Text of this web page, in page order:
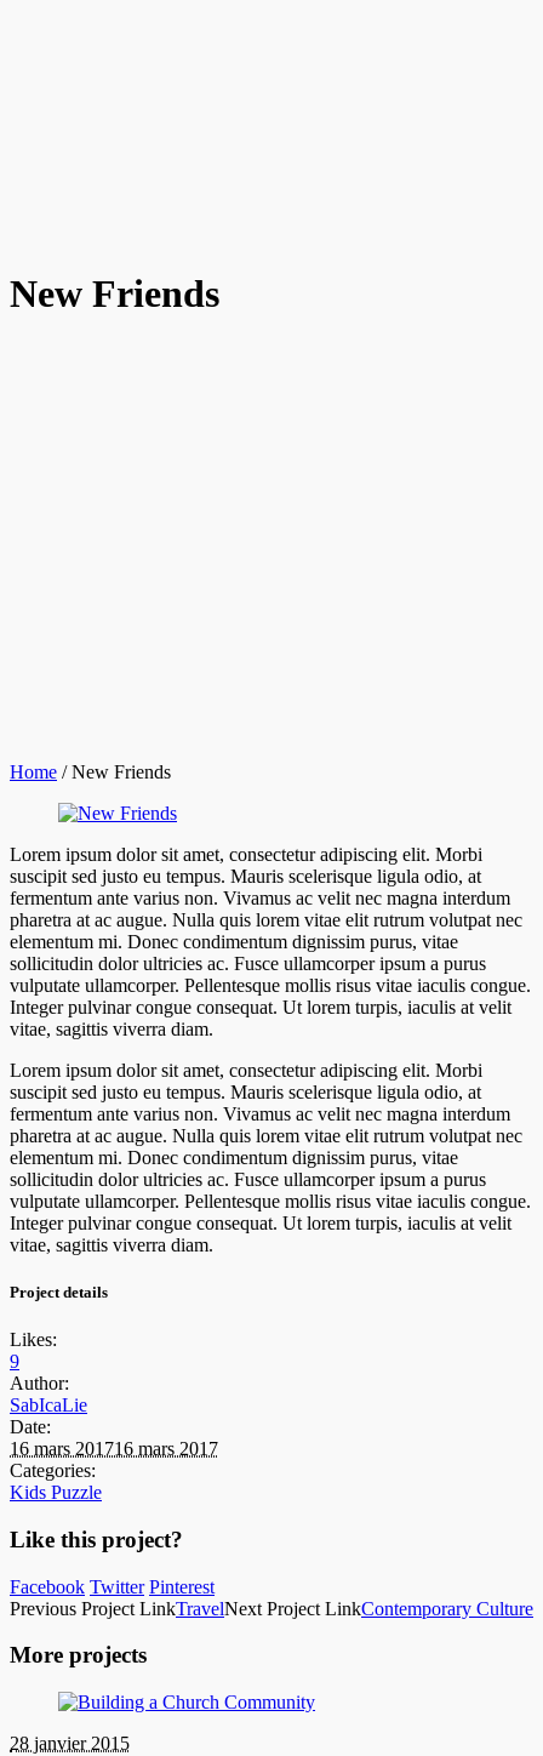
New Friends
Home /New Friends
Lorem ipsum dolor sit amet, consectetur adipiscing elit. Morbi
suscipit sed justo eu tempus. Mauris scelerisque ligula odio, at
fermentum ante varius non. Vivamus ac velit nec magna interdum
pharetra at ac augue. Nulla quis lorem vitae elit rutrum volutpat nec
elementum mi. Donec condimentum dignissim purus, vitae
sollicitudin dolor ultricies ac. Fusce ullamcorper ipsum a purus
vulputate ullamcorper. Pellentesque mollis risus vitae iaculis congue.
Integer pulvinar congue consequat. Ut lorem turpis, iaculis at velit
vitae, sagittis viverra diam.
Lorem ipsum dolor sit amet, consectetur adipiscing elit. Morbi
suscipit sed justo eu tempus. Mauris scelerisque ligula odio, at
fermentum ante varius non. Vivamus ac velit nec magna interdum
pharetra at ac augue. Nulla quis lorem vitae elit rutrum volutpat nec
elementum mi. Donec condimentum dignissim purus, vitae
sollicitudin dolor ultricies ac. Fusce ullamcorper ipsum a purus
vulputate ullamcorper. Pellentesque mollis risus vitae iaculis congue.
Integer pulvinar congue consequat. Ut lorem turpis, iaculis at velit
vitae, sagittis viverra diam.
Project details
Likes:
9
Author:
SabIcaLie
Date:
16 mars 201716 mars 2017
Categories:
Kids Puzzle
Like this project?
Facebook Twitter Pinterest
Previous Project LinkTravelNext Project LinkContemporary Culture
More projects
28 janvier 2015